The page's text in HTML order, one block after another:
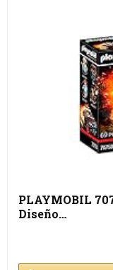
PLAYMOBIL
Diseño…